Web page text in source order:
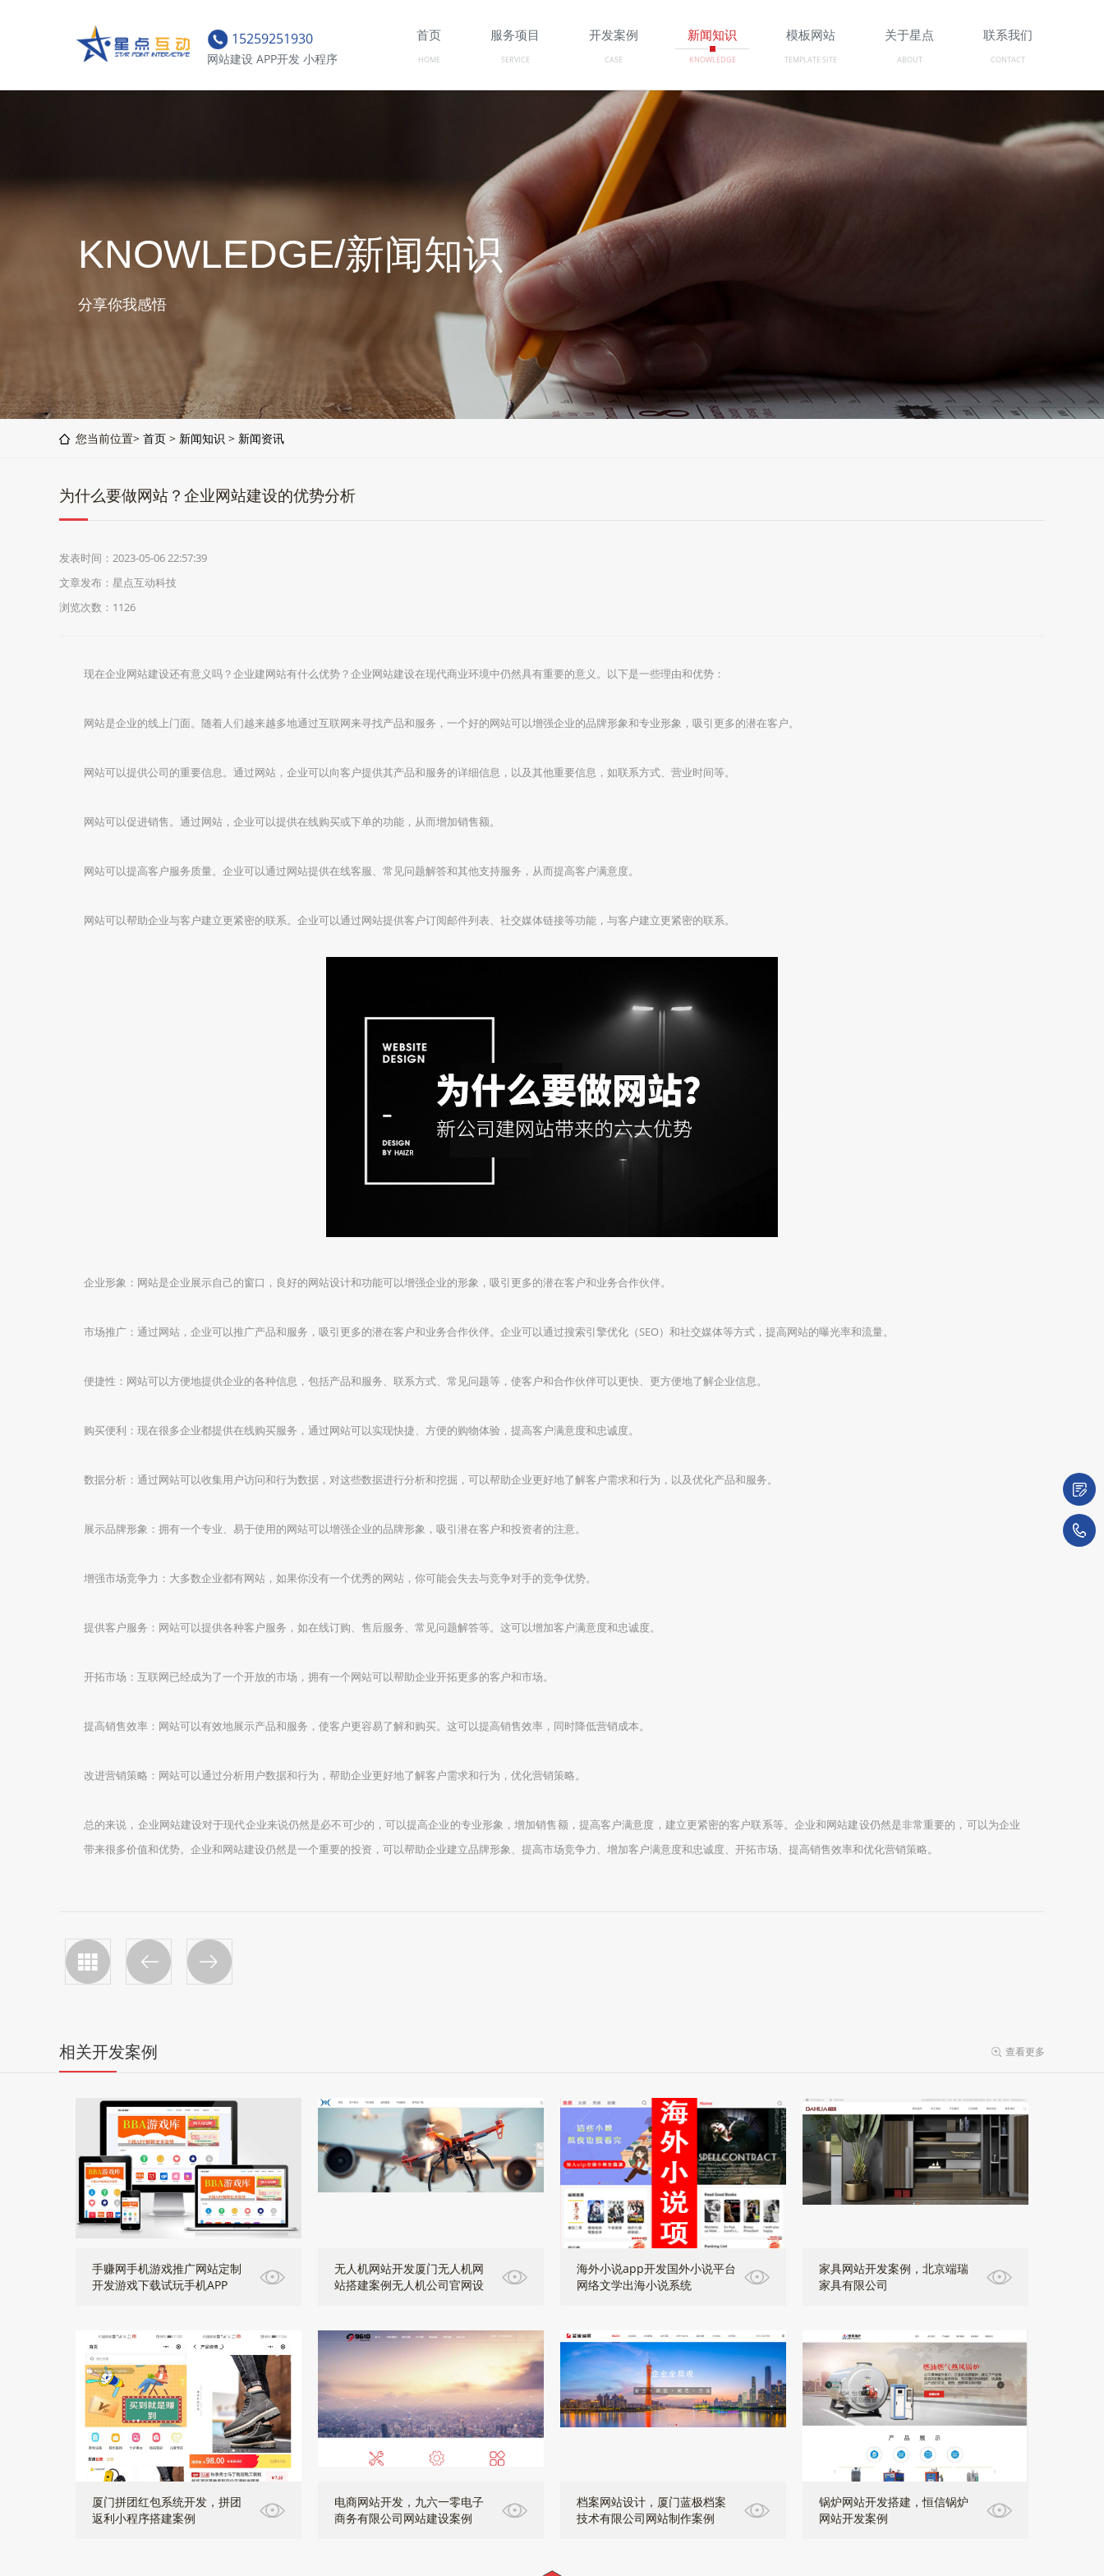
15259251930
网站建设 APP开发 小程序
首页
HOME
服务项目
SERVICE
开发案例
CASE
新闻知识
KNOWLEDGE
模板网站
TEMPLATE SITE
关于星点
ABOUT
联系我们
CONTACT
KNOWLEDGE/新闻知识
分享你我感悟
您当前位置> 首页 > 新闻知识 > 新闻资讯
为什么要做网站？企业网站建设的优势分析
发表时间：2023-05-06 22:57:39
文章发布：星点互动科技
浏览次数： 1126
现在企业网站建设还有意义吗？企业建网站有什么优势？企业网站建设在现代商业环境中仍然具有重要的意义。以下是一些理由和优势：
网站是企业的线上门面。随着人们越来越多地通过互联网来寻找产品和服务，一个好的网站可以增强企业的品牌形象和专业形象，吸引更多的潜在客户。
网站可以提供公司的重要信息。通过网站，企业可以向客户提供其产品和服务的详细信息，以及其他重要信息，如联系方式、营业时间等。
网站可以促进销售。通过网站，企业可以提供在线购买或下单的功能，从而增加销售额。
网站可以提高客户服务质量。企业可以通过网站提供在线客服、常见问题解答和其他支持服务，从而提高客户满意度。
网站可以帮助企业与客户建立更紧密的联系。企业可以通过网站提供客户订阅邮件列表、社交媒体链接等功能，与客户建立更紧密的联系。
企业形象：网站是企业展示自己的窗口，良好的网站设计和功能可以增强企业的形象，吸引更多的潜在客户和业务合作伙伴。
市场推广：通过网站，企业可以推广产品和服务，吸引更多的潜在客户和业务合作伙伴。企业可以通过搜索引擎优化（SEO）和社交媒体等方式，提高网站的曝光率和流量。
便捷性：网站可以方便地提供企业的各种信息，包括产品和服务、联系方式、常见问题等，使客户和合作伙伴可以更快、更方便地了解企业信息。
购买便利：现在很多企业都提供在线购买服务，通过网站可以实现快捷、方便的购物体验，提高客户满意度和忠诚度。
数据分析：通过网站可以收集用户访问和行为数据，对这些数据进行分析和挖掘，可以帮助企业更好地了解客户需求和行为，以及优化产品和服务。
展示品牌形象：拥有一个专业、易于使用的网站可以增强企业的品牌形象，吸引潜在客户和投资者的注意。
增强市场竞争力：大多数企业都有网站，如果你没有一个优秀的网站，你可能会失去与竞争对手的竞争优势。
提供客户服务：网站可以提供各种客户服务，如在线订购、售后服务、常见问题解答等。这可以增加客户满意度和忠诚度。
开拓市场：互联网已经成为了一个开放的市场，拥有一个网站可以帮助企业开拓更多的客户和市场。
提高销售效率：网站可以有效地展示产品和服务，使客户更容易了解和购买。这可以提高销售效率，同时降低营销成本。
改进营销策略：网站可以通过分析用户数据和行为，帮助企业更好地了解客户需求和行为，优化营销策略。
总的来说，企业网站建设对于现代企业来说仍然是必不可少的，可以提高企业的专业形象，增加销售额，提高客户满意度，建立更紧密的客户联系等。企业和网站建设仍然是非常重要的，可以为企业
带来很多价值和优势。企业和网站建设仍然是一个重要的投资，可以帮助企业建立品牌形象、提高市场竞争力、增加客户满意度和忠诚度、开拓市场、提高销售效率和优化营销策略。
相关开发案例 查看更多
手赚网手机游戏推广网站定制
开发游戏下载试玩手机APP
无人机网站开发厦门无人机网
站搭建案例无人机公司官网设
海外小说app开发国外小说平台
网络文学出海小说系统
家具网站开发案例，北京端瑞
家具有限公司
厦门拼团红包系统开发，拼团
返利小程序搭建案例
电商网站开发，九六一零电子
商务有限公司网站建设案例
档案网站设计，厦门蓝极档案
技术有限公司网站制作案例
锅炉网站开发搭建，恒信锅炉
网站开发案例